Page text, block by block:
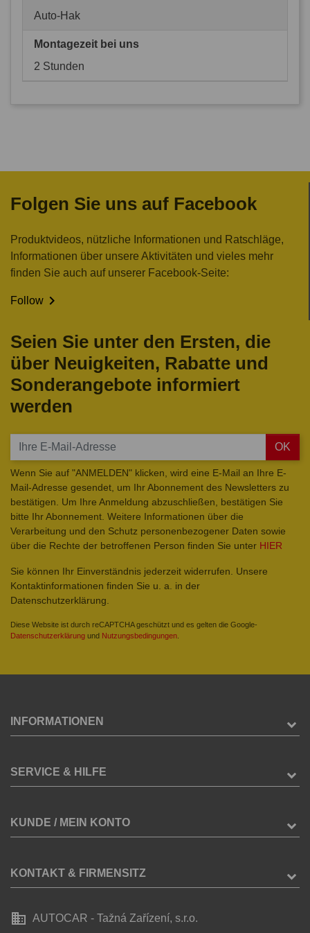
Auto-Hak
Montagezeit bei uns
2 Stunden
Folgen Sie uns auf Facebook
Produktvideos, nützliche Informationen und Ratschläge,
Informationen über unsere Aktivitäten und vieles mehr
finden Sie auch auf unserer Facebook-Seite:
Follow 
Seien Sie unter den Ersten, die
über Neuigkeiten, Rabatte und
Sonderangebote informiert
werden
OK
Wenn Sie auf "ANMELDEN" klicken, wird eine E-Mail an Ihre E-
Mail-Adresse gesendet, um Ihr Abonnement des Newsletters zu
bestätigen. Um Ihre Anmeldung abzuschließen, bestätigen Sie
bitte Ihr Abonnement. Weitere Informationen über die
Verarbeitung und den Schutz personenbezogener Daten sowie
über die Rechte der betroffenen Person finden Sie unter HIER
Sie können Ihr Einverständnis jederzeit widerrufen. Unsere
Kontaktinformationen finden Sie u. a. in der
Datenschutzerklärung.
Diese Website ist durch reCAPTCHA geschützt und es gelten die Google-
Datenschutzerklärung und Nutzungsbedingungen
INFORMATIONEN
SERVICE & HILFE
KUNDE / MEIN KONTO
KONTAKT & FIRMENSITZ
business AUTOCAR - Tažná Zařízení, s.r.o.